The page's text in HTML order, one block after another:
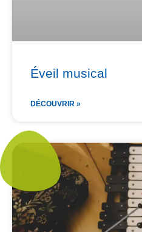
Éveil musical
DÉCOUVRIR »